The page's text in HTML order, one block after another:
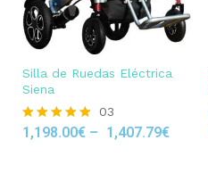
Silla de Ruedas Eléctrica
Siena
Rated
03
1,198.00€ – 1,407.79€